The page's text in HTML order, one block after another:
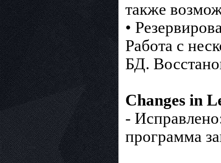
также
•
Работа с
БД.
Changes in
-
программа